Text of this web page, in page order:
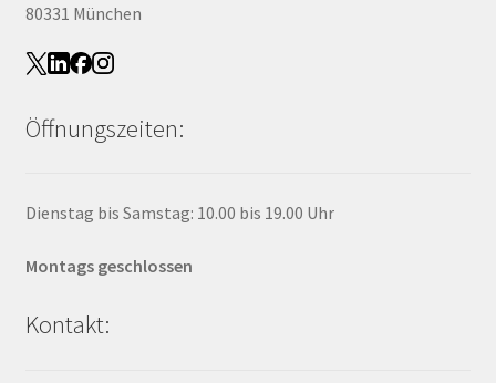
80331 München
Öffnungszeiten:
Dienstag bis Samstag: 10.00 bis 19.00 Uhr
Montags geschlossen
Kontakt: